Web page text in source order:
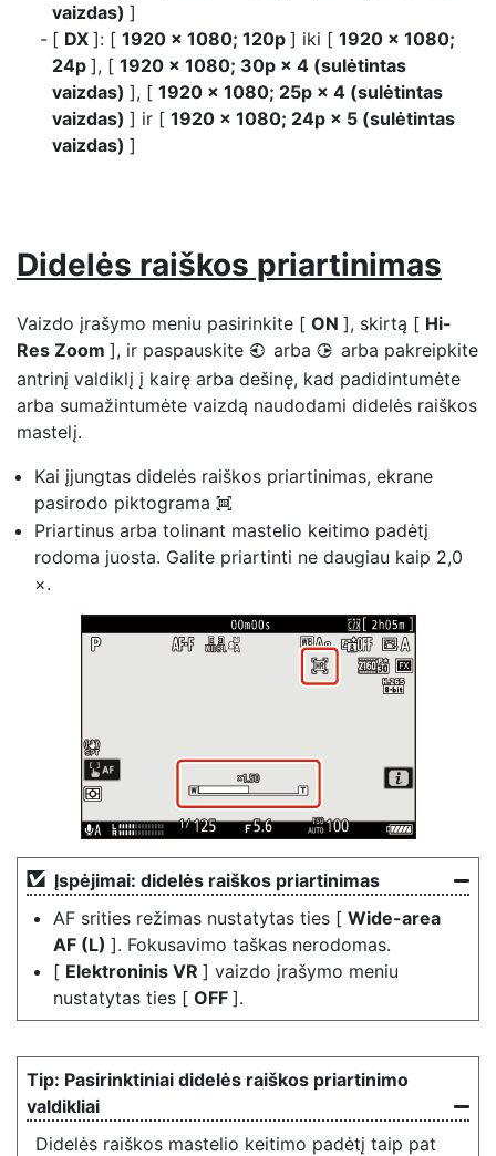
vaizdas) ]
[ DX ]: [ 1920 × 1080; 120p ] iki [ 1920 × 1080;
24p ], [ 1920 × 1080; 30p × 4 (sulėtintas
vaizdas) ], [ 1920 × 1080; 25p × 4 (sulėtintas
vaizdas) ] ir [ 1920 × 1080; 24p × 5 (sulėtintas
vaizdas) ]
Didelės raiškos priartinimas
Vaizdo įrašymo meniu pasirinkite [ ON ], skirtą [ Hi-
Res Zoom ], ir paspauskite 4 arba 2 arba pakreipkite
antrinį valdiklį į kairę arba dešinę, kad padidintumėte
arba sumažintumėte vaizdą naudodami didelės raiškos
mastelį.
Kai įjungtas didelės raiškos priartinimas, ekrane
pasirodo piktograma H
Priartinus arba tolinant mastelio keitimo padėtį
rodoma juosta. Galite priartinti ne daugiau kaip 2,0
×.
Įspėjimai: didelės raiškos priartinimas
AF srities režimas nustatytas ties [ Wide-area
AF (L) ]. Fokusavimo taškas nerodomas.
[ Elektroninis VR ] vaizdo įrašymo meniu
nustatytas ties [ OFF ].
Pasirinktiniai didelės raiškos priartinimo
valdikliai
Didelės raiškos mastelio keitimo padėtį taip pat